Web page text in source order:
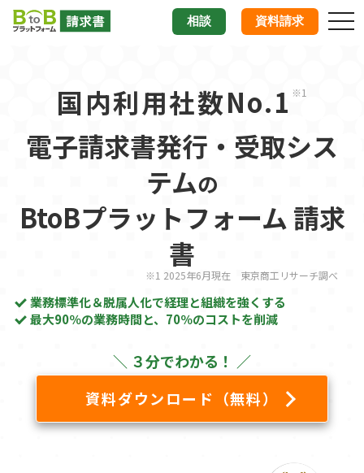
相談 資料請求
国内利用社数No.1 ※1
電子請求書発行・受取シス
テムの
BtoBプラットフォーム 請求
書
※1 2025年6月現在 東京商工リサーチ調べ
業務標準化＆脱属人化で経理と組織を強くする
最大90％の業務時間と、70％のコストを削減
＼ ３分でわかる！ ／
資料ダウンロード（無料）